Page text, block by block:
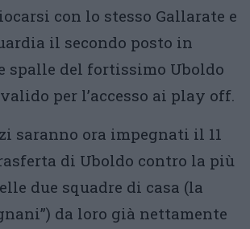
con lo stesso Gallarate e
il secondo posto in
spalle del fortissimo Uboldo
valido per l’accesso ai play off.
saranno ora impegnati il 11
di Uboldo contro la più
due squadre di casa (la
da loro già nettamente